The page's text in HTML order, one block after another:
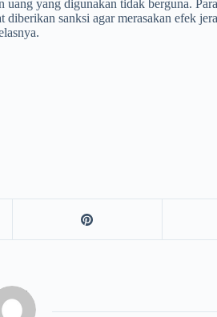
yang digunakan tidak berguna.
sanksi agar merasakan efek